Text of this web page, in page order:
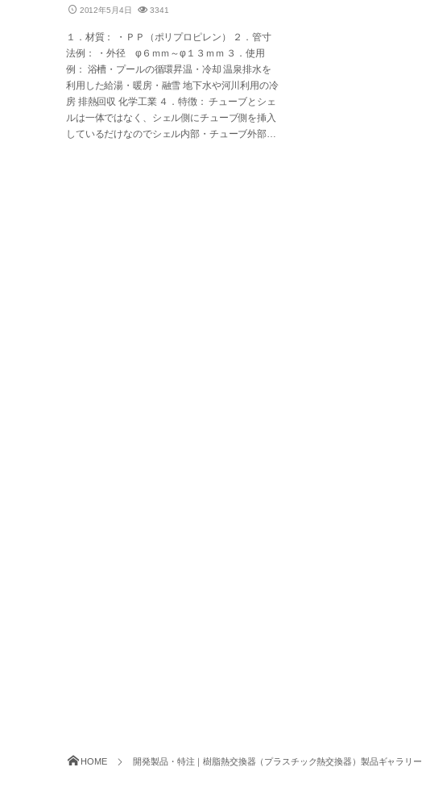
2012年5月4日 3341
１．材質： ・ＰＰ（ポリプロピレン） ２．管寸
法例： ・外径 φ６ｍｍ～φ１３ｍｍ ３．使用
例： 浴槽・プールの循環昇温・冷却 温泉排水を
利用した給湯・暖房・融雪 地下水や河川利用の冷
房 排熱回収 化学工業 ４．特徴： チューブとシェ
ルは一体ではなく、シェル側にチューブ側を挿入
しているだけなのでシェル内部・チューブ外部…
HOME 開発製品・特注｜樹脂熱交換器（プラスチック熱交換器）製品ギャラリー